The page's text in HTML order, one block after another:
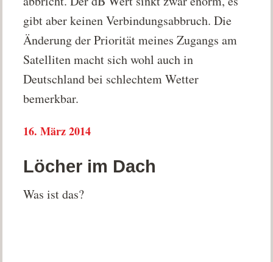
gibt aber keinen Verbindungsabbruch. Die
Änderung der Priorität meines Zugangs am
Satelliten macht sich wohl auch in
Deutschland bei schlechtem Wetter
bemerkbar.
16. März 2014
Löcher im Dach
Was ist das?